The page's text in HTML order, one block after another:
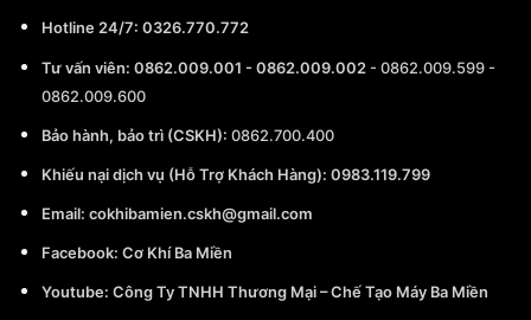
Hotline 24/7: 0326.770.772
Tư vấn viên: 0862.009.001 - 0862.009.002 - 0862.009.599 -
0862.009.600
Bảo hành, bảo trì (CSKH): 0862.700.400
Khiếu nại dịch vụ (Hỗ Trợ Khách Hàng): 0983.119.799
Email: cokhibamien.cskh@gmail.com
Facebook: Cơ Khí Ba Miền
Youtube: Công Ty TNHH Thương Mại – Chế Tạo Máy Ba Miền